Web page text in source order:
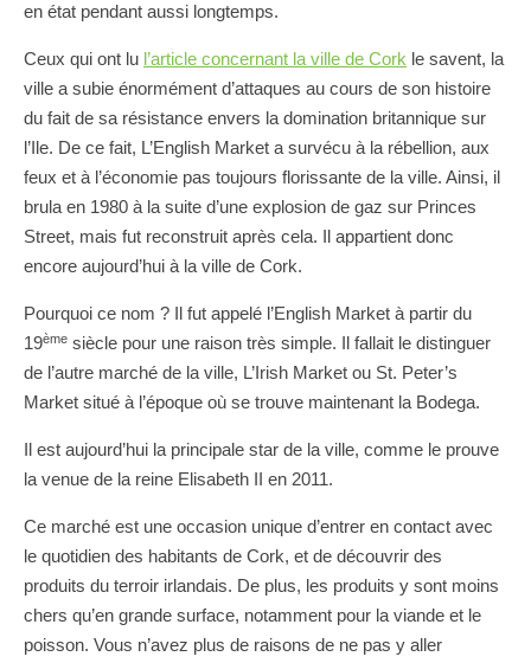
en état pendant aussi longtemps.
Ceux qui ont lu l’article concernant la ville de Cork le savent, la
ville a subie énormément d’attaques au cours de son histoire
du fait de sa résistance envers la domination britannique sur
l’Ile. De ce fait, L’English Market a survécu à la rébellion, aux
feux et à l’économie pas toujours florissante de la ville. Ainsi, il
brula en 1980 à la suite d’une explosion de gaz sur Princes
Street, mais fut reconstruit après cela. Il appartient donc
encore aujourd’hui à la ville de Cork.
Pourquoi ce nom ? Il fut appelé l’English Market à partir du
19ème siècle pour une raison très simple. Il fallait le distinguer
de l’autre marché de la ville, L’Irish Market ou St. Peter’s
Market situé à l’époque où se trouve maintenant la Bodega.
Il est aujourd’hui la principale star de la ville, comme le prouve
la venue de la reine Elisabeth II en 2011.
Ce marché est une occasion unique d’entrer en contact avec
le quotidien des habitants de Cork, et de découvrir des
produits du terroir irlandais. De plus, les produits y sont moins
chers qu’en grande surface, notamment pour la viande et le
poisson. Vous n’avez plus de raisons de ne pas y aller